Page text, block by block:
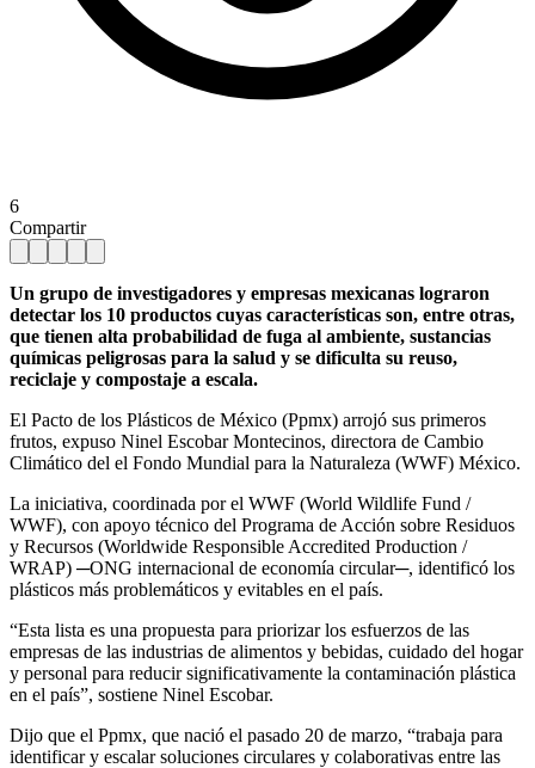
6
Compartir
Un grupo de investigadores y empresas mexicanas lograron
detectar los 10 productos cuyas características son, entre otras,
que tienen alta probabilidad de fuga al ambiente, sustancias
químicas peligrosas para la salud y se dificulta su reuso,
reciclaje y compostaje a escala.
El Pacto de los Plásticos de México (Ppmx) arrojó sus primeros
frutos, expuso Ninel Escobar Montecinos, directora de Cambio
Climático del el Fondo Mundial para la Naturaleza (WWF) México.
La iniciativa, coordinada por el WWF (World Wildlife Fund /
WWF), con apoyo técnico del Programa de Acción sobre Residuos
y Recursos (Worldwide Responsible Accredited Production /
WRAP) ─ONG internacional de economía circular─, identificó los
plásticos más problemáticos y evitables en el país.
“Esta lista es una propuesta para priorizar los esfuerzos de las
empresas de las industrias de alimentos y bebidas, cuidado del hogar
y personal para reducir significativamente la contaminación plástica
en el país”, sostiene Ninel Escobar.
Dijo que el Ppmx, que nació el pasado 20 de marzo, “trabaja para
identificar y escalar soluciones circulares y colaborativas entre las